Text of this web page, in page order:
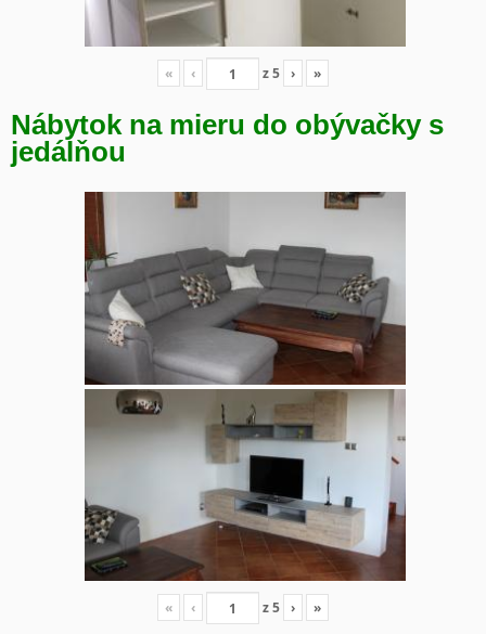
« ‹ z5 › »
Nábytok na mieru do obývačky s
jedálňou
« ‹ z5 › »